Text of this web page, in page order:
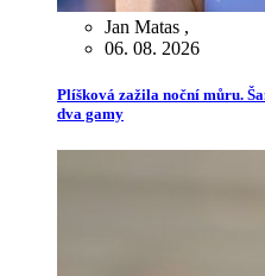
Jan Matas ,
06. 08. 2026
Plíšková zažila noční můru.
dva gamy